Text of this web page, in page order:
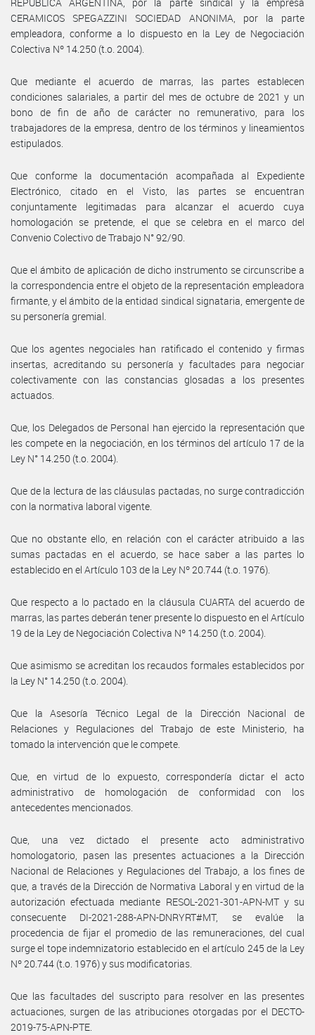
CERAMICOS SPEGAZZINI SOCIEDAD ANONIMA, por la parte
empleadora, conforme a lo dispuesto en la Ley de Negociación
Colectiva Nº 14.250 (t.o. 2004).
Que mediante el acuerdo de marras, las partes establecen
condiciones salariales, a partir del mes de octubre de 2021 y un
bono de fin de año de carácter no remunerativo, para los
trabajadores de la empresa, dentro de los términos y lineamientos
estipulados.
Que conforme la documentación acompañada al Expediente
Electrónico, citado en el Visto, las partes se encuentran
conjuntamente legitimadas para alcanzar el acuerdo cuya
homologación se pretende, el que se celebra en el marco del
Convenio Colectivo de Trabajo N° 92/90.
Que el ámbito de aplicación de dicho instrumento se circunscribe a
la correspondencia entre el objeto de la representación empleadora
firmante, y el ámbito de la entidad sindical signataria, emergente de
su personería gremial.
Que los agentes negociales han ratificado el contenido y firmas
insertas, acreditando su personería y facultades para negociar
colectivamente con las constancias glosadas a los presentes
actuados.
Que, los Delegados de Personal han ejercido la representación que
les compete en la negociación, en los términos del artículo 17 de la
Ley N° 14.250 (t.o. 2004).
Que de la lectura de las cláusulas pactadas, no surge contradicción
con la normativa laboral vigente.
Que no obstante ello, en relación con el carácter atribuido a las
sumas pactadas en el acuerdo, se hace saber a las partes lo
establecido en el Artículo 103 de la Ley Nº 20.744 (t.o. 1976).
Que respecto a lo pactado en la cláusula CUARTA del acuerdo de
marras, las partes deberán tener presente lo dispuesto en el Artículo
19 de la Ley de Negociación Colectiva Nº 14.250 (t.o. 2004).
Que asimismo se acreditan los recaudos formales establecidos por
la Ley N° 14.250 (t.o. 2004).
Que la Asesoría Técnico Legal de la Dirección Nacional de
Relaciones y Regulaciones del Trabajo de este Ministerio, ha
tomado la intervención que le compete.
Que, en virtud de lo expuesto, correspondería dictar el acto
administrativo de homologación de conformidad con los
antecedentes mencionados.
Que, una vez dictado el presente acto administrativo
homologatorio, pasen las presentes actuaciones a la Dirección
Nacional de Relaciones y Regulaciones del Trabajo, a los fines de
que, a través de la Dirección de Normativa Laboral y en virtud de la
autorización efectuada mediante RESOL-2021-301-APN-MT y su
consecuente DI-2021-288-APN-DNRYRT#MT, se evalúe la
procedencia de fijar el promedio de las remuneraciones, del cual
surge el tope indemnizatorio establecido en el artículo 245 de la Ley
Nº 20.744 (t.o. 1976) y sus modificatorias.
Que las facultades del suscripto para resolver en las presentes
actuaciones, surgen de las atribuciones otorgadas por el DECTO-
2019-75-APN-PTE.